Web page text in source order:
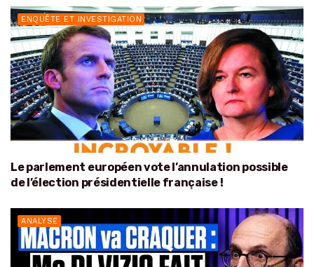
ENQUÊTE ET INVESTIGATION
Le parlement européen vote l’annulation possible
de l’élection présidentielle française !
ANALYSE